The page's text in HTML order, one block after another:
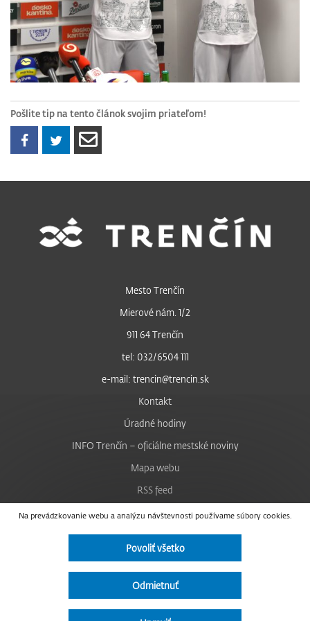
Pošlite tip na tento článok svojim priateľom!
Na prevádzkovanie webu a analýzu návštevnosti používame súbory cookies.
Povoliť všetko
Odmietnuť
Mesto Trenčín
Mierové nám. 1/2
911 64 Trenčín
tel: 032/6504 111
e-mail: trencin@trencin.sk
Kontakt
Úradné hodiny
INFO Trenčín – oficiálne mestské noviny
Mapa webu
RSS feed
Nastavenie cookies
Facebook
Instagram
Vyhlásenie o prístupnosti